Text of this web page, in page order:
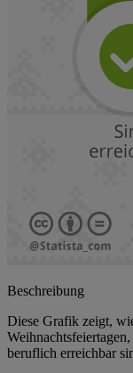
Beschreibung
Diese Grafik zeigt,
beruflich erreichbar